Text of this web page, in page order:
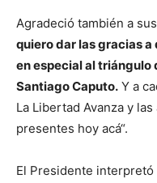
Agradeció también a
quiero dar las gracias a
en especial al triángulo
Santiago Caputo. Y a
La Libertad Avanza y
presentes hoy acá“.
El Presidente interpretó